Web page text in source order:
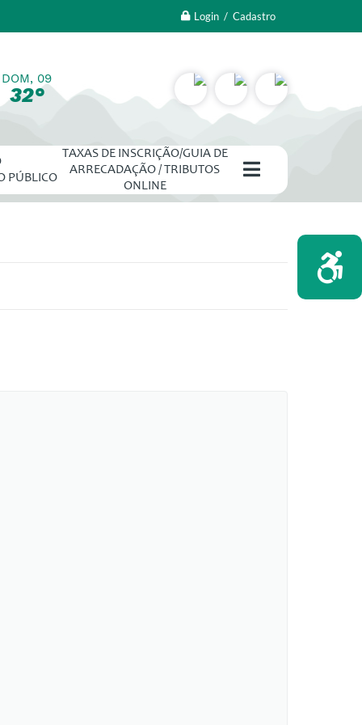
Login / Cadastro
DOM, 09
32°
PÚBLICO
TAXAS DE INSCRIÇÃO/GUIA DE
ARRECADAÇÃO / TRIBUTOS
ONLINE